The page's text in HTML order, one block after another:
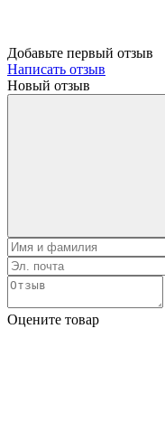
Добавьте первый отзыв
Написать отзыв
Новый отзыв
Оцените товар